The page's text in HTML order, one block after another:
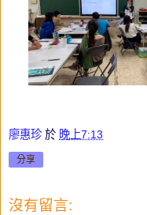
廖惠珍 於 晚上7:13
分享
沒有留言: